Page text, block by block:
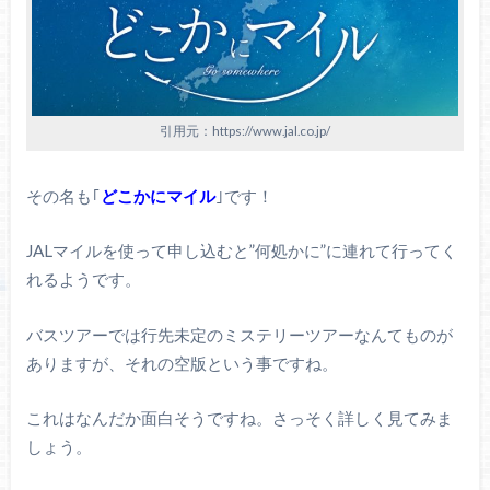
引用元：https://www.jal.co.jp/
その名も｢どこかにマイル｣です！
JALマイルを使って申し込むと”何処かに”に連れて行ってく
れるようです。
バスツアーでは行先未定のミステリーツアーなんてものが
ありますが、それの空版という事ですね。
これはなんだか面白そうですね。さっそく詳しく見てみま
しょう。